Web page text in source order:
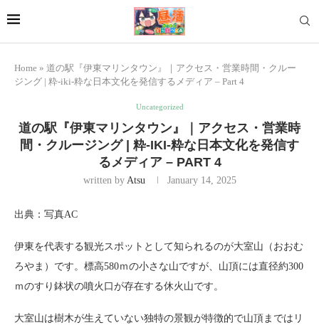
Home » 道の駅『伊東マリンタウン』｜アクセス・営業時間・クルー
ジング | 粋-iki-粋な日本文化を発信するメディア – Part 4
Uncategorized
道の駅『伊東マリンタウン』｜アクセス・営業時
間・クルージング | 粋-IKI-粋な日本文化を発信す
るメディア – PART 4
written by Atsu January 14, 2025
出典：写真AC
伊東を代表する観光スポットとして知られるのが大室山（おおむ
ろやま）です。標高580ｍの小さな山ですが、山頂には直径約300
ｍのすり鉢状の噴火口が存在する休火山です。
大室山は樹木が生えていない独特の景観が特徴的で山頂まではリ